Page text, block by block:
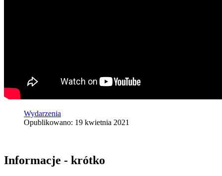
Wydarzenia
Opublikowano: 19 kwietnia 2021
Informacje - krótko